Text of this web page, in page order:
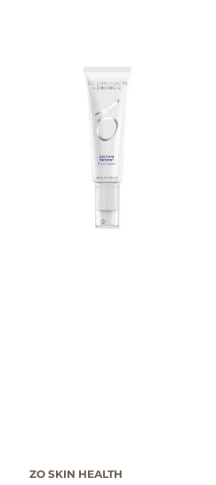
ZO SKIN HEALTH